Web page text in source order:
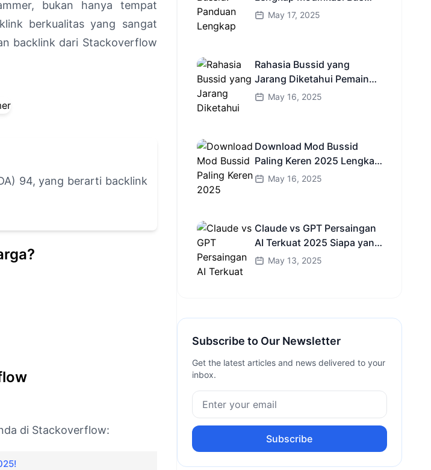
bukan hanya tempat
berkualitas yang sangat
backlink dari Stackoverflow
94, yang berarti backlink
di Stackoverflow:
Simulator Indonesia
May 17, 2025
Rahasia Bussid yang
Jarang Diketahui Pemain
Baru Kamu Wajib Coba!
May 16, 2025
Download Mod Bussid
Paling Keren 2025 Lengkap
Mobil Bus dan Truk HD
May 16, 2025
Claude vs GPT Persaingan
AI Terkuat 2025 Siapa yang
Lebih Cerdas?
May 13, 2025
Subscribe to Our Newsletter
Get the latest articles and news delivered to your
inbox.
Subscribe